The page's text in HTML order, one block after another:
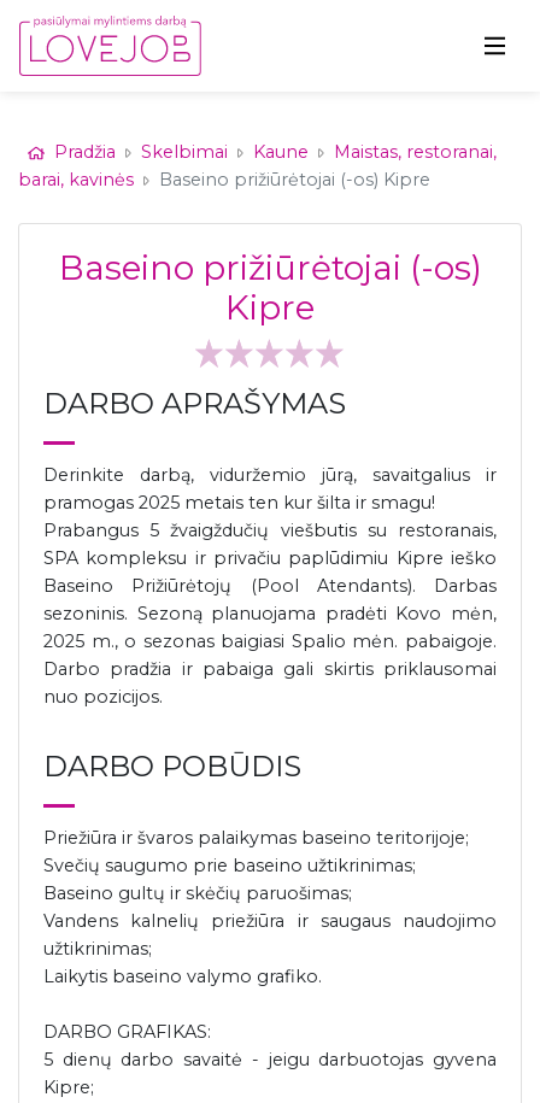
Pradžia Skelbimai Kaune
Maistas, restoranai,
barai, kavinės
Baseino prižiūrėtojai (-os) Kipre
Baseino prižiūrėtojai (-os)
Kipre
DARBO APRAŠYMAS
Derinkite darbą, viduržemio jūrą, savaitgalius ir
pramogas 2025 metais ten kur šilta ir smagu!
Prabangus 5 žvaigždučių viešbutis su restoranais,
SPA kompleksu ir privačiu paplūdimiu Kipre ieško
Baseino Prižiūrėtojų (Pool Atendants). Darbas
sezoninis. Sezoną planuojama pradėti Kovo mėn,
2025 m., o sezonas baigiasi Spalio mėn. pabaigoje.
Darbo pradžia ir pabaiga gali skirtis priklausomai
nuo pozicijos.
DARBO POBŪDIS
Priežiūra ir švaros palaikymas baseino teritorijoje;
Svečių saugumo prie baseino užtikrinimas;
Baseino gultų ir skėčių paruošimas;
Vandens kalnelių priežiūra ir saugaus naudojimo
užtikrinimas;
Laikytis baseino valymo grafiko.
DARBO GRAFIKAS:
5 dienų darbo savaitė - jeigu darbuotojas gyvena
Kipre;